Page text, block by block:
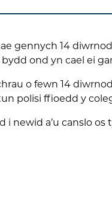
gennych 14
ond yn cael ei
o fewn 14
polisi ffioedd y
i newid a’u canslo